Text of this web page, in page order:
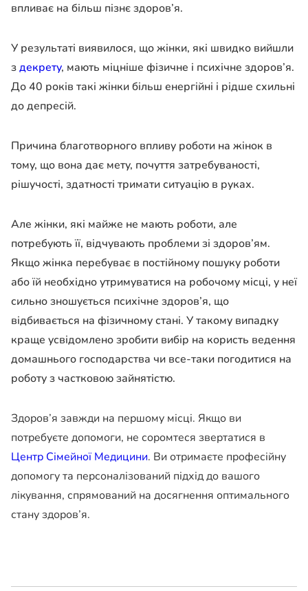
впливає на більш пізнє здоров’я.
У результаті виявилося, що жінки, які швидко вийшли
здекрету, мають міцніше фізичне і психічне здоров’я.
До 40 років такі жінки більш енергійні і рідше схильні
до депресій.
Причина благотворного впливу роботи на жінок в
тому, що вона дає мету, почуття затребуваності,
рішучості, здатності тримати ситуацію в руках.
Але жінки, які майже не мають роботи, але
потребують її, відчувають проблеми зі здоров’ям.
Якщо жінка перебуває в постійному пошуку роботи
або їй необхідно утримуватися на робочому місці, у неї
сильно зношується психічне здоров’я, що
відбивається на фізичному стані. У такому випадку
краще усвідомлено зробити вибір на користь ведення
домашнього господарства чи все-таки погодитися на
роботу з частковою зайнятістю.
Здоров’я завжди на першому місці. Якщо ви
потребуєте допомоги, не соромтеся звертатися в
Центр Сімейної Медицини. Ви отримаєте професійну
допомогу та персоналізований підхід до вашого
лікування, спрямований на досягнення оптимального
стану здоров’я.